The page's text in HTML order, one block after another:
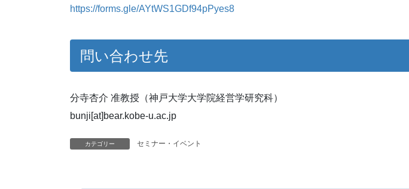
https://forms.gle/AYtWS1GDf94pPyes8
問い合わせ先
分寺杏介 准教授（神戸大学大学院経営学研究科）
bunji[at]bear.kobe-u.ac.jp
カテゴリー セミナー・イベント